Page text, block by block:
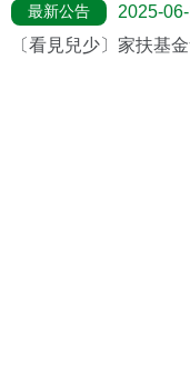
最新公告
2025-
〔看見兒少〕家扶基